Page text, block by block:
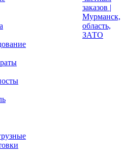
заказов |
Мурманск,
область,
ЗАТО